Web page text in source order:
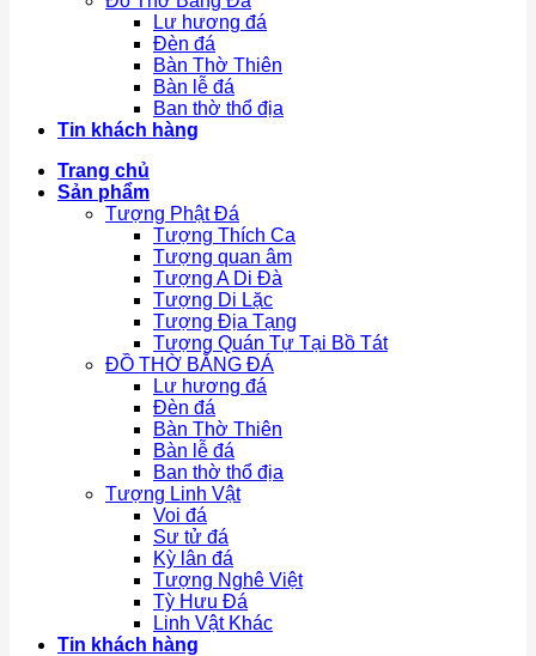
Lư hương đá
Đèn đá
Bàn Thờ Thiên
Bàn lễ đá
Ban thờ thổ địa
Tin khách hàng
Trang chủ
Sản phẩm
Tượng Phật Đá
Tượng Thích Ca
Tượng quan âm
Tượng A Di Đà
Tượng Di Lặc
Tượng Địa Tạng
Tượng Quán Tự Tại Bồ Tát
ĐỒ THỜ BẰNG ĐÁ
Lư hương đá
Đèn đá
Bàn Thờ Thiên
Bàn lễ đá
Ban thờ thổ địa
Tượng Linh Vật
Voi đá
Sư tử đá
Kỳ lân đá
Tượng Nghê Việt
Tỳ Hưu Đá
Linh Vật Khác
Tin khách hàng